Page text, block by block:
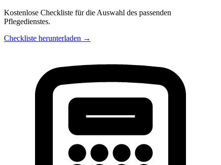
Kostenlose Checkliste für die Auswahl des passenden
Pflegedienstes.
Checkliste herunterladen →